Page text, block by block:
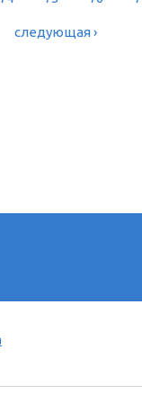
следующая ›